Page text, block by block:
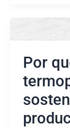
Por
compuestos
mejoran
la
los